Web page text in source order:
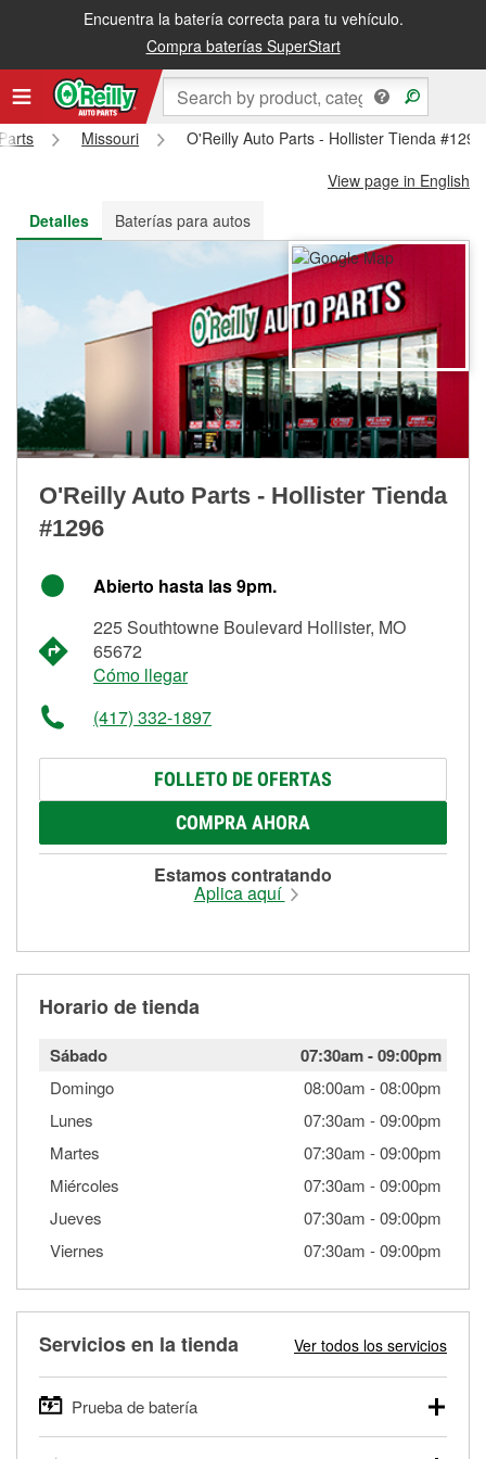
Encuentra la batería correcta para tu vehículo.
Compra baterías SuperStart
Recibe tu orden gratis al día siguiente o recógela en la tienda
Missouri
O'Reilly Auto Parts - Hollister Tienda #1296
View page in English
Detalles
Baterías para autos
O'Reilly Auto Parts - Hollister Tienda
#1296
Abierto hasta las 9pm.
225 Southtowne Boulevard Hollister, MO
65672
Cómo llegar
(417) 332-1897
FOLLETO DE OFERTAS
COMPRA AHORA
Estamos contratando
Aplica aquí
Horario de tienda
Sábado 07:30am-09:00pm
Domingo 08:00am -08:00pm
Lunes
07:30am -09:00pm
Martes
07:30am -09:00pm
Miércoles
07:30am -09:00pm
Jueves
07:30am -09:00pm
Viernes
07:30am -09:00pm
Servicios en la tienda Ver todos los servicios
Prueba de batería